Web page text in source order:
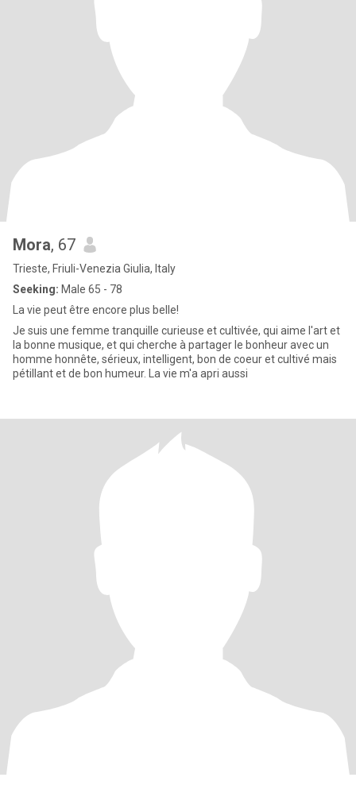
Mora, 67
Trieste, Friuli-Venezia Giulia, Italy
Seeking: Male 65 - 78
La vie peut être encore plus belle!
Je suis une femme tranquille curieuse et cultivée, qui aime l'art et
la bonne musique, et qui cherche à partager le bonheur avec un
homme honnête, sérieux, intelligent, bon de coeur et cultivé mais
pétillant et de bon humeur. La vie m'a apri aussi